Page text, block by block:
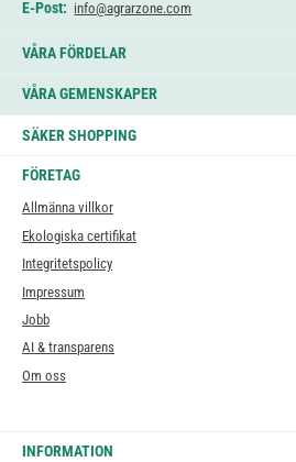
E-Post: info@agrarzone.com
VÅRA FÖRDELAR
VÅRA GEMENSKAPER
SÄKER SHOPPING
FÖRETAG
Allmänna villkor
Ekologiska certifikat
Integritetspolicy
Impressum
Jobb
AI & transparens
Om oss
INFORMATION